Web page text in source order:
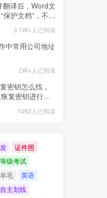
翻译后，Word文
保护文档”，不可
3.1W+人已阅读
中常用公司地址
2W+人已阅读
密钥怎么找，
复密钥进行恢
7492人已阅读
证件照
级考试
毛
英语
主划线